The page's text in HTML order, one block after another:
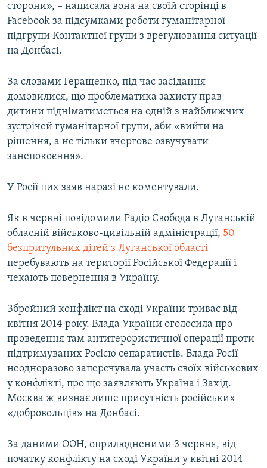
сторони», – написала вона на своїй сторінці в
Facebook за підсумками роботи гуманітарної
підгрупи Контактної групи з врегулювання ситуації
на Донбасі.
За словами Геращенко, під час засідання
домовилися, що проблематика захисту прав
дитини підніматиметься на одній з найближчих
зустрічей гуманітарної групи, аби «вийти на
рішення, а не тільки вчергове озвучувати
занепокоєння».
У Росії цих заяв наразі не коментували.
Як в червні повідомили Радіо Свобода в Луганській
обласній військово-цивільній адміністрації, 50
безпритульних дітей з Луганської області
перебувають на території Російської Федерації і
чекають повернення в Україну.
Збройний конфлікт на сході України триває від
квітня 2014 року. Влада України оголосила про
проведення там антитерористичної операції проти
підтримуваних Росією сепаратистів. Влада Росії
неодноразово заперечувала участь своїх військових
у конфлікті, про що заявляють Україна і Захід.
Москва ж визнає лише присутність російських
«добровольців» на Донбасі.
За даними ООН, оприлюдненими 3 червня, від
початку конфлікту на сході України у квітні 2014